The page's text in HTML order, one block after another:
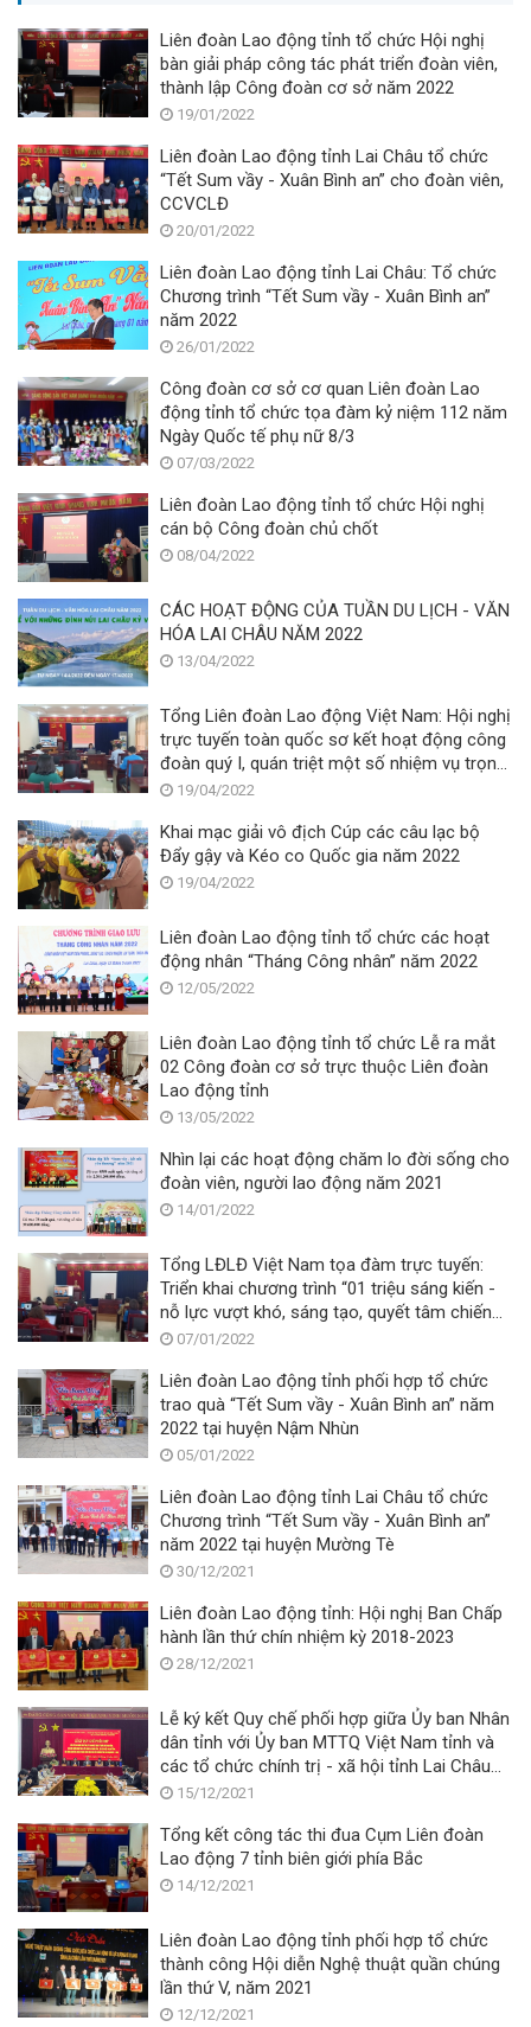
Liên đoàn Lao động tỉnh tổ chức Hội nghị
bàn giải pháp công tác phát triển đoàn viên,
thành lập Công đoàn cơ sở năm 2022
19/01/2022
Liên đoàn Lao động tỉnh Lai Châu tổ chức
“Tết Sum vầy - Xuân Bình an” cho đoàn viên,
CCVCLĐ
20/01/2022
Liên đoàn Lao động tỉnh Lai Châu: Tổ chức
Chương trình “Tết Sum vầy - Xuân Bình an”
năm 2022
26/01/2022
Công đoàn cơ sở cơ quan Liên đoàn Lao
động tỉnh tổ chức tọa đàm kỷ niệm 112 năm
Ngày Quốc tế phụ nữ 8/3
07/03/2022
Liên đoàn Lao động tỉnh tổ chức Hội nghị
cán bộ Công đoàn chủ chốt
08/04/2022
CÁC HOẠT ĐỘNG CỦA TUẦN DU LỊCH - VĂN
HÓA LAI CHÂU NĂM 2022
13/04/2022
Tổng Liên đoàn Lao động Việt Nam: Hội nghị
trực tuyến toàn quốc sơ kết hoạt động công
đoàn quý I, quán triệt một số nhiệm vụ trọng
tâm thời gian tới
19/04/2022
Khai mạc giải vô địch Cúp các câu lạc bộ
Đẩy gậy và Kéo co Quốc gia năm 2022
19/04/2022
Liên đoàn Lao động tỉnh tổ chức các hoạt
động nhân “Tháng Công nhân” năm 2022
12/05/2022
Liên đoàn Lao động tỉnh tổ chức Lễ ra mắt
02 Công đoàn cơ sở trực thuộc Liên đoàn
Lao động tỉnh
13/05/2022
Nhìn lại các hoạt động chăm lo đời sống cho
đoàn viên, người lao động năm 2021
14/01/2022
Tổng LĐLĐ Việt Nam tọa đàm trực tuyến:
Triển khai chương trình “01 triệu sáng kiến -
nỗ lực vượt khó, sáng tạo, quyết tâm chiến
thắng đại dịch Covid - 19”
07/01/2022
Liên đoàn Lao động tỉnh phối hợp tổ chức
trao quà “Tết Sum vầy - Xuân Bình an” năm
2022 tại huyện Nậm Nhùn
05/01/2022
Liên đoàn Lao động tỉnh Lai Châu tổ chức
Chương trình “Tết Sum vầy - Xuân Bình an”
năm 2022 tại huyện Mường Tè
30/12/2021
Liên đoàn Lao động tỉnh: Hội nghị Ban Chấp
hành lần thứ chín nhiệm kỳ 2018-2023
28/12/2021
Lễ ký kết Quy chế phối hợp giữa Ủy ban Nhân
dân tỉnh với Ủy ban MTTQ Việt Nam tỉnh và
các tổ chức chính trị - xã hội tỉnh Lai Châu
giai đoạn 2021 - 2026
15/12/2021
Tổng kết công tác thi đua Cụm Liên đoàn
Lao động 7 tỉnh biên giới phía Bắc
14/12/2021
Liên đoàn Lao động tỉnh phối hợp tổ chức
thành công Hội diễn Nghệ thuật quần chúng
lần thứ V, năm 2021
12/12/2021